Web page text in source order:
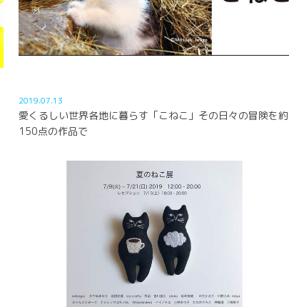
2019.07.13
愛くるしい世界各地に暮らす「こねこ」その日々の冒険を約
150点の作品で